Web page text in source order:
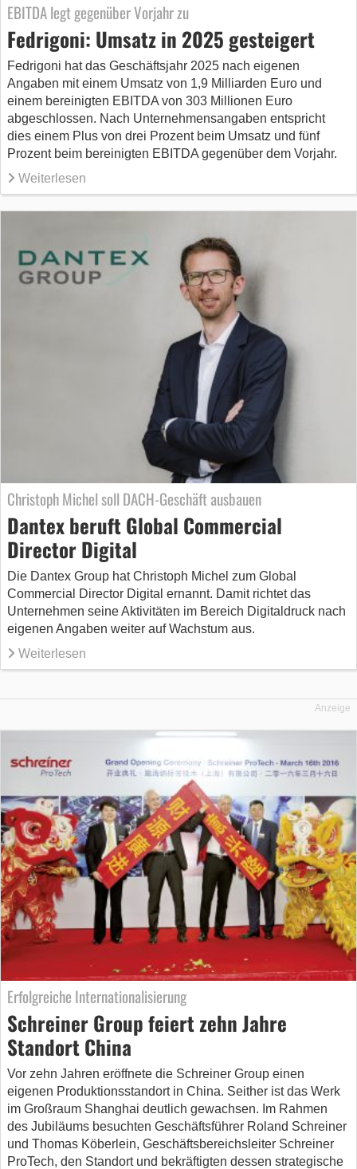
EBITDA legt gegenüber Vorjahr zu
Fedrigoni: Umsatz in 2025 gesteigert
Fedrigoni hat das Geschäftsjahr 2025 nach eigenen
Angaben mit einem Umsatz von 1,9 Milliarden Euro und
einem bereinigten EBITDA von 303 Millionen Euro
abgeschlossen. Nach Unternehmensangaben entspricht
dies einem Plus von drei Prozent beim Umsatz und fünf
Prozent beim bereinigten EBITDA gegenüber dem Vorjahr.
Weiterlesen
Christoph Michel soll DACH-Geschäft ausbauen
Dantex beruft Global Commercial
Director Digital
Die Dantex Group hat Christoph Michel zum Global
Commercial Director Digital ernannt. Damit richtet das
Unternehmen seine Aktivitäten im Bereich Digitaldruck nach
eigenen Angaben weiter auf Wachstum aus.
Weiterlesen
Anzeige
Erfolgreiche Internationalisierung
Schreiner Group feiert zehn Jahre
Standort China
Vor zehn Jahren eröffnete die Schreiner Group einen
eigenen Produktionsstandort in China. Seither ist das Werk
im Großraum Shanghai deutlich gewachsen. Im Rahmen
des Jubiläums besuchten Geschäftsführer Roland Schreiner
und Thomas Köberlein, Geschäftsbereichsleiter Schreiner
ProTech, den Standort und bekräftigten dessen strategische